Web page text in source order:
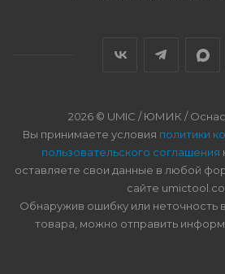
2026 © UMIC / ЮМИК /
Вы принимаете условия политики
пользовательского соглашения
оставляете свои данные в любой
сайте
Обнаружив ошибку или неточность
товара, можно отправить